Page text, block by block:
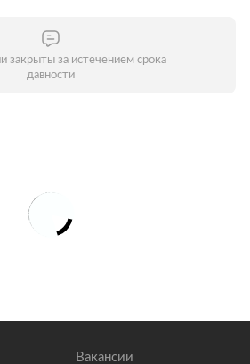
закрыты за истечением срока
давности
Вакансии